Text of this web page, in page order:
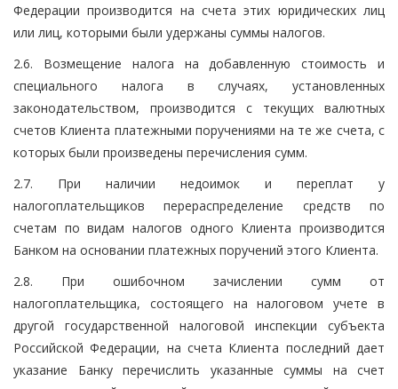
Федерации производится на счета этих юридических лиц
или лиц, которыми были удержаны суммы налогов.
2.6. Возмещение налога на добавленную стоимость и
специального налога в случаях, установленных
законодательством, производится с текущих валютных
счетов Клиента платежными поручениями на те же счета, с
которых были произведены перечисления сумм.
2.7. При наличии недоимок и переплат у
налогоплательщиков перераспределение средств по
счетам по видам налогов одного Клиента производится
Банком на основании платежных поручений этого Клиента.
2.8. При ошибочном зачислении сумм от
налогоплательщика, состоящего на налоговом учете в
другой государственной налоговой инспекции субъекта
Российской Федерации, на счета Клиента последний дает
указание Банку перечислить указанные суммы на счет